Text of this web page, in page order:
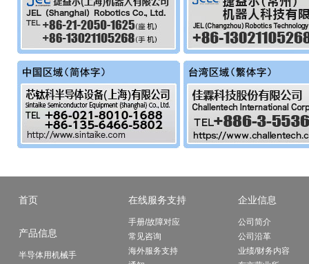
首页
产品信息
半导体用机械手
在线服务支持
手册/故障对应
常见咨询
海外服务支持
企业信息
公司简介
公司沿革
业绩/财务内容